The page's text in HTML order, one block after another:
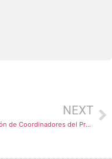
NEXT
Reunión de Coordinadores del Proyecto CIYOUTH: Ciudadanía Intercultural para la Empleabilidad Juvenil